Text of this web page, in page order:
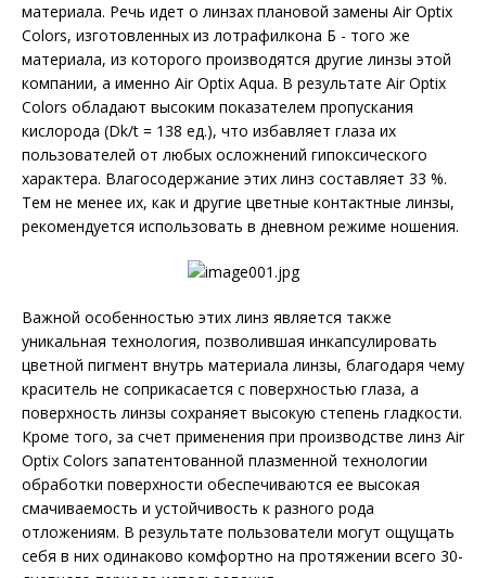
материала. Речь идет о линзах плановой замены Air Optix
Colors, изготовленных из лотрафилкона Б - того же
материала, из которого производятся другие линзы этой
компании, а именно Air Optix Aqua. В результате Air Optix
Colors обладают высоким показателем пропускания
кислорода (Dk/t = 138 ед.), что избавляет глаза их
пользователей от любых осложнений гипоксического
характера. Влагосодержание этих линз составляет 33 %.
Тем не менее их, как и другие цветные контактные линзы,
рекомендуется использовать в дневном режиме ношения.
Важной особенностью этих линз является также
уникальная технология, позволившая инкапсулировать
цветной пигмент внутрь материала линзы, благодаря чему
краситель не соприкасается с поверхностью глаза, а
поверхность линзы сохраняет высокую степень гладкости.
Кроме того, за счет применения при производстве линз Air
Optix Colors запатентованной плазменной технологии
обработки поверхности обеспечиваются ее высокая
смачиваемость и устойчивость к разного рода
отложениям. В результате пользователи могут ощущать
себя в них одинаково комфортно на протяжении всего 30-